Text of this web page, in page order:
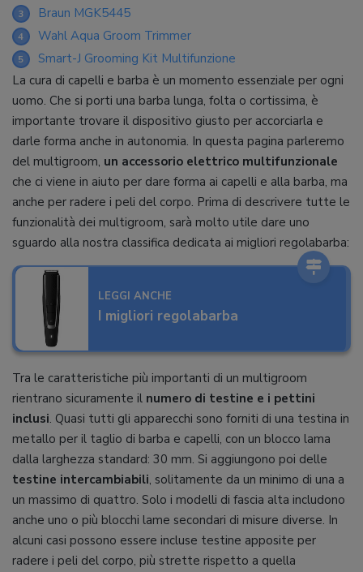
3 Braun MGK5445
4 Wahl Aqua Groom Trimmer
5
Smart-J Grooming Kit Multifunzione
La cura di capelli e barba è un momento essenziale per ogni
uomo. Che si porti una barba lunga, folta o cortissima, è
importante trovare il dispositivo giusto per accorciarla e
darle forma anche in autonomia. In questa pagina parleremo
del multigroom, un accessorio elettrico multifunzionale
che ci viene in aiuto per dare forma ai capelli e alla barba, ma
anche per radere i peli del corpo. Prima di descrivere tutte le
funzionalità dei multigroom, sarà molto utile dare uno
sguardo alla nostra classifica dedicata ai migliori regolabarba:
LEGGI ANCHE
I migliori regolabarba
Tra le caratteristiche più importanti di un multigroom
rientrano sicuramente il numero di testine e i pettini
inclusi. Quasi tutti gli apparecchi sono forniti di una testina in
metallo per il taglio di barba e capelli, con un blocco lama
dalla larghezza standard: 30 mm. Si aggiungono poi delle
testine intercambiabili, solitamente da un minimo di una a
un massimo di quattro. Solo i modelli di fascia alta includono
anche uno o più blocchi lame secondari di misure diverse. In
alcuni casi possono essere incluse testine apposite per
radere i peli del corpo, più strette rispetto a quella